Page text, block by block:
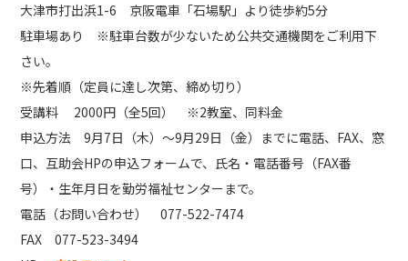
大津市打出浜1-6 京阪電車「石場駅」より徒歩約5分
駐車場あり ※駐車台数が少ないため公共交通機関をご利用下
さい。
※先着順（定員に達し次第、締め切り）
受講料 2000円（全5回） ※2教室、同料金
申込方法 9月7日（木）～9月29日（金）までに電話、FAX、窓
口、互助会HPの申込フォームで、氏名・電話番号（FAX番
号）・生年月日を勤労福祉センターまで。
電話（お問い合わせ） 077-522-7474
FAX 077-523-3494